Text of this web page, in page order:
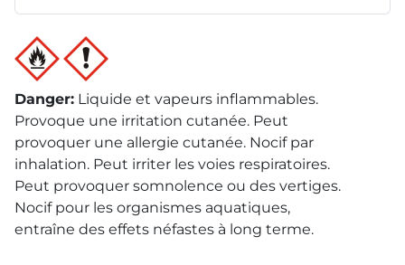
Danger: Liquide et vapeurs inflammables.
Provoque une irritation cutanée. Peut
provoquer une allergie cutanée. Nocif par
inhalation. Peut irriter les voies respiratoires.
Peut provoquer somnolence ou des vertiges.
Nocif pour les organismes aquatiques,
entraîne des effets néfastes à long terme.